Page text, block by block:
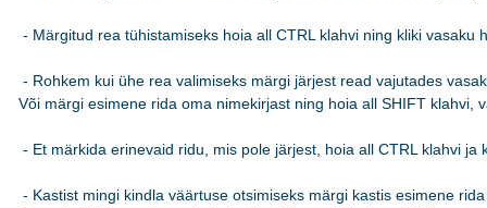
- Märgitud rea tühistamiseks hoia all CTRL klahvi ning kliki vasaku
- Rohkem kui ühe rea valimiseks märgi järjest read vajutades
Või märgi esimene rida oma nimekirjast ning hoia all SHIFT klahvi,
- Et märkida erinevaid ridu, mis pole järjest, hoia all CTRL klahvi
- Kastist mingi kindla väärtuse otsimiseks märgi kastis esimene